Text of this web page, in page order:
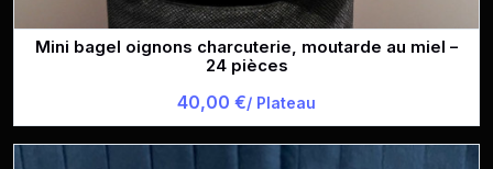
Mini bagel oignons charcuterie, moutarde au miel –
24 pièces
40,00 €/ Plateau